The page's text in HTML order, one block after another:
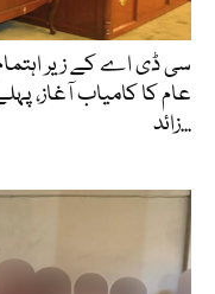
سی ڈی اے کے زیر
زائد...